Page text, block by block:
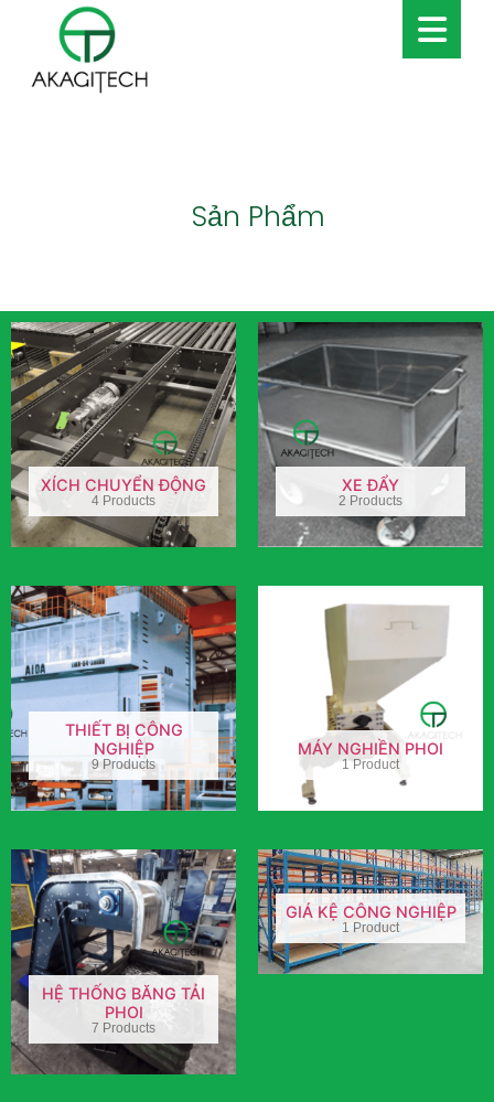
Sản Phẩm
XÍCH CHUYỂN ĐỘNG
4 Products
XE ĐẨY
2 Products
THIẾT BỊ CÔNG
NGHIỆP
9 Products
MÁY NGHIỀN PHOI
1 Product
HỆ THỐNG BĂNG TẢI
PHOI
7 Products
GIÁ KỆ CÔNG NGHIỆP
1 Product